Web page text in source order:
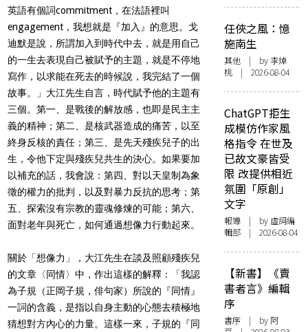
英語有個詞commitment，在法語裡叫
engagement，我想就是『加入』的意思。戈
迪默是說，所謂加入到時代中去，就是用自己
的一生去表現自己被賦予的主題，就是不停地
寫作，以求能在死去的時候說，我完結了一個
故事。」大江先生自言，時代賦予他的主題有
三個。第一、是戰後的解放感，也即是民主主
義的精神；第二、是核武器造成的痛苦，以至
終身反核的責任；第三、是先天殘疾兒子的出
生，令他下定與殘疾兒共生的決心。如果要加
以補充的話，我會說：第四、對以天皇制為象
徵的權力的批判，以及對暴力反抗的思考；第
五、探索沒有宗教的靈魂修煉的可能；第六、
面對老年與死亡，如何通過想像力行動起來。
關於「想像力」，大江先生在談及照顧殘疾兒
的文章〈同情〉中，作出這樣的解釋：「我認
為子規（正岡子規，俳句家）所說的『同情』
一詞的含義，是指以自身主動的心態去積極地
猜想對方內心的力量。這樣一來，子規的『同
任俠之風：憶
施南生
其他 | by 李焯
桃 | 2026-08-04
ChatGPT拒生
成模仿作家風
格指令 在世及
已故文豪皆受
限 改提供相近
氛圍「原創」
文字
報導 | by 虛詞編
輯部 | 2026-08-04
【新書】《賣
書者言》編輯
序
書序 | by 阿